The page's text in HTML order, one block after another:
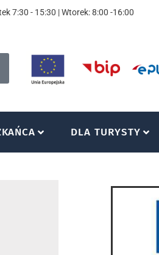
7:30 - 15:30 | Wtorek: 8:00 -16:00
DLA TURYSTY